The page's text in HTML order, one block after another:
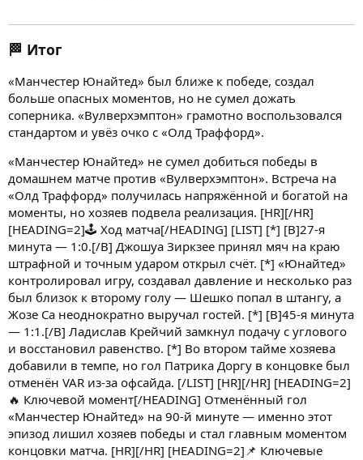
🏁 Итог
«Манчестер Юнайтед» был ближе к победе, создал
больше опасных моментов, но не сумел дожать
соперника. «Вулверхэмптон» грамотно воспользовался
стандартом и увёз очко с «Олд Траффорд».
«Манчестер Юнайтед» не сумел добиться победы в
домашнем матче против «Вулверхэмптон». Встреча на
«Олд Траффорд» получилась напряжённой и богатой на
моменты, но хозяев подвела реализация. [HR][/HR]
[HEADING=2]🕹️ Ход матча[/HEADING] [LIST] [*] [B]27-я
минута — 1:0.[/B] Джошуа Зиркзее принял мяч на краю
штрафной и точным ударом открыл счёт. [*] «Юнайтед»
контролировал игру, создавал давление и несколько раз
был близок к второму голу — Шешко попал в штангу, а
Жозе Са неоднократно выручал гостей. [*] [B]45-я минута
— 1:1.[/B] Ладислав Крейчий замкнул подачу с углового
и восстановил равенство. [*] Во втором тайме хозяева
добавили в темпе, но гол Патрика Доргу в концовке был
отменён VAR из-за офсайда. [/LIST] [HR][/HR] [HEADING=2]
🔥 Ключевой момент[/HEADING] Отменённый гол
«Манчестер Юнайтед» на 90-й минуте — именно этот
эпизод лишил хозяев победы и стал главным моментом
концовки матча. [HR][/HR] [HEADING=2]📌 Ключевые